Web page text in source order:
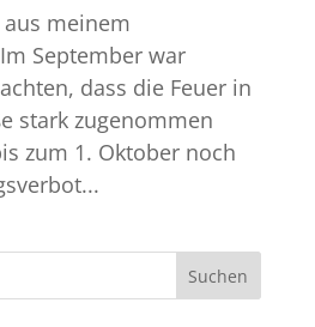
meinem
September war
dass die Feuer in
stark zugenommen
zum 1. Oktober noch
Suchen